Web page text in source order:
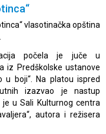
vlasotinačka opština
počela je juče u
iz Predškolske ustanove
u boji“. Na platou ispred
izazvao je nastup
u Sali Kulturnog centra
autora i režisera